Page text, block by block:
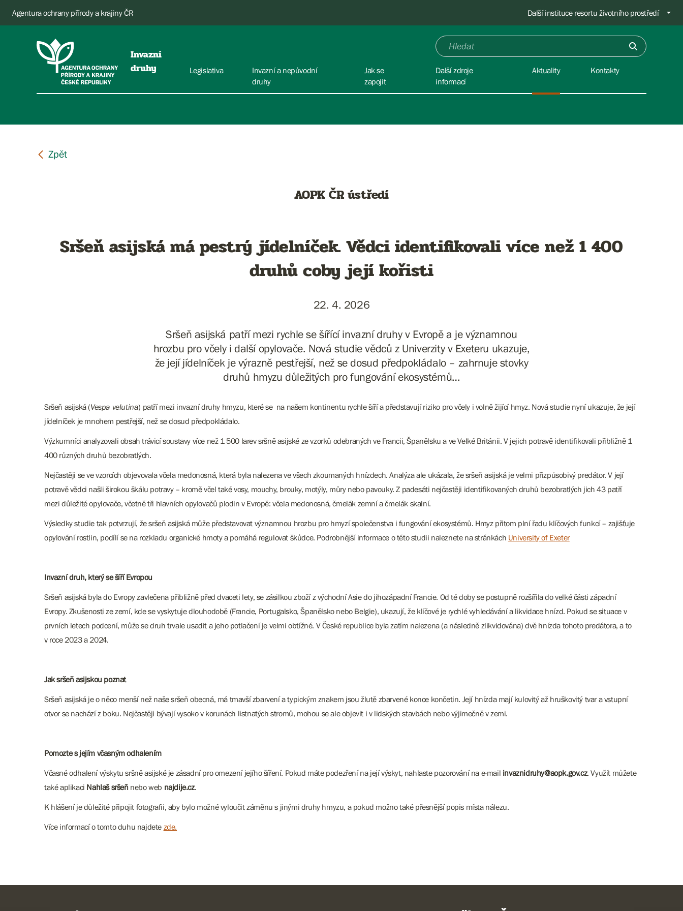
Agentura ochrany přírody a krajiny ČR Další instituce resortu životního prostředí
Invazní
druhy
Legislativa
Invazní a nepůvodní
druhy
Jak se
zapojit
Další zdroje
informací
Aktuality Kontakty
AOPK ČR ústředí
Sršeň asijská má pestrý jídelníček. Vědci identifikovali více než 1 400
druhů coby její kořisti
22. 4. 2026
Sršeň asijská patří mezi rychle se šířící invazní druhy v Evropě a je významnou
hrozbu pro včely i další opylovače. Nová studie vědců z Univerzity v Exeteru ukazuje,
že její jídelníček je výrazně pestřejší, než se dosud předpokládalo – zahrnuje stovky
druhů hmyzu důležitých pro fungování ekosystémů…
Sršeň asijská (Vespa velutina) patří mezi invazní druhy hmyzu, které se na našem kontinentu rychle šíří a představují riziko pro včely i volně žijící hmyz. Nová studie nyní ukazuje, že její
jídelníček je mnohem pestřejší, než se dosud předpokládalo.
Výzkumníci analyzovali obsah trávicí soustavy více než 1 500 larev sršně asijské ze vzorků odebraných ve Francii, Španělsku a ve Velké Británii. V jejich potravě identifikovali přibližně 1
400 různých druhů bezobratlých.
Nejčastěji se ve vzorcích objevovala včela medonosná, která byla nalezena ve všech zkoumaných hnízdech. Analýza ale ukázala, že sršeň asijská je velmi přizpůsobivý predátor. V její
potravě vědci našli širokou škálu potravy – kromě včel také vosy, mouchy, brouky, motýly, můry nebo pavouky. Z padesáti nejčastěji identifikovaných druhů bezobratlých jich 43 patří
mezi důležité opylovače, včetně tři hlavních opylovačů plodin v Evropě: včela medonosná, čmelák zemní a čmelák skalní.
Výsledky studie tak potvrzují, že sršeň asijská může představovat významnou hrozbu pro hmyzí společenstva i fungování ekosystémů. Hmyz přitom plní řadu klíčových funkcí – zajišťuje
opylování rostlin, podílí se na rozkladu organické hmoty a pomáhá regulovat škůdce. Podrobnější informace o této studii naleznete na stránkách University of Exeter
Invazní druh, který se šíří Evropou
Sršeň asijská byla do Evropy zavlečena přibližně před dvaceti lety, se zásilkou zboží z východní Asie do jihozápadní Francie. Od té doby se postupně rozšířila do velké části západní
Evropy. Zkušenosti ze zemí, kde se vyskytuje dlouhodobě (Francie, Portugalsko, Španělsko nebo Belgie), ukazují, že klíčové je rychlé vyhledávání a likvidace hnízd. Pokud se situace v
prvních letech podcení, může se druh trvale usadit a jeho potlačení je velmi obtížné. V České republice byla zatím nalezena (a následně zlikvidována) dvě hnízda tohoto predátora, a to
v roce 2023 a 2024.
Jak sršeň asijskou poznat
Sršeň asijská je o něco menší než naše sršeň obecná, má tmavší zbarvení a typickým znakem jsou žlutě zbarvené konce končetin. Její hnízda mají kulovitý až hruškovitý tvar a vstupní
otvor se nachází z boku. Nejčastěji bývají vysoko v korunách listnatých stromů, mohou se ale objevit i v lidských stavbách nebo výjimečně v zemi.
Pomozte s jejím včasným odhalením
Včasné odhalení výskytu sršně asijské je zásadní pro omezení jejího šíření. Pokud máte podezření na její výskyt, nahlaste pozorování na e-mail invaznidruhy@aopk.gov.cz. Využít můžete
také aplikaci Nahlaš sršeň nebo web najdije.cz.
K hlášení je důležité připojit fotografii, aby bylo možné vyloučit záměnu s jinými druhy hmyzu, a pokud možno také přesnější popis místa nálezu.
Více informací o tomto duhu najdete zde.